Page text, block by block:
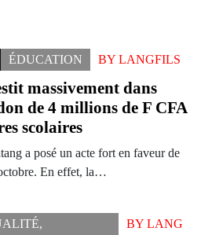
ÉDUCATION BY LANGFILS
massivement dans
de 4 millions de F CFA
scolaires
a posé un acte fort en faveur de
En effet, la…
,
BYLANG